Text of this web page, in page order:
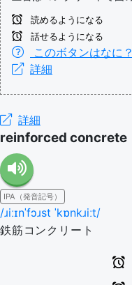
読めるようになる
話せるようになる
このボタンはなに？
詳細
詳細
reinforced concrete
IPA（発音記号）
/ɹiːɪnˈfɔɹst ˈkɒnkɹiːt/
鉄筋コンクリート